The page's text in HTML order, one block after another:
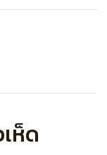
ห็ด